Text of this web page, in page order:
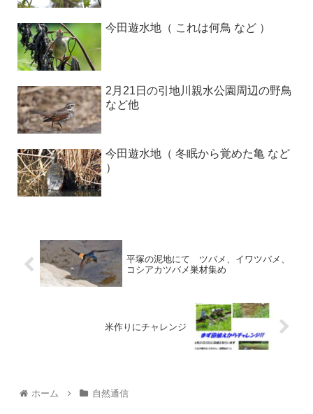
今田遊水地（ これは何鳥 など ）
2月21日の引地川親水公園周辺の野鳥
など他
今田遊水地（ 冬眠から覚めた亀 など
）
平塚の泥地にて ツバメ、イワツバメ、
コシアカツバメ巣材集め
米作りにチャレンジ
ホーム 自然通信